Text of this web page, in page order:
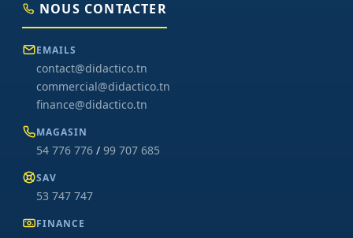
NOUS CONTACTER
EMAILS
contact@didactico.tn
commercial@didactico.tn
finance@didactico.tn
MAGASIN
54 776 776 / 99 707 685
SAV
53 747 747
FINANCE